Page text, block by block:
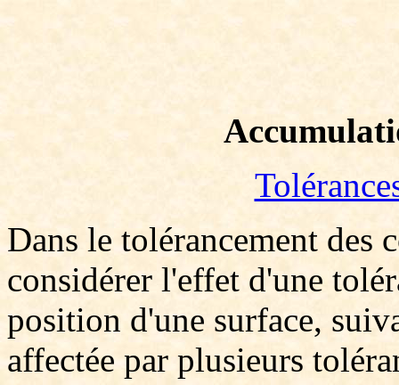
Dans le tolérancement des
considérer l'effet d'une
position d'une surface,
affectée par plusieurs